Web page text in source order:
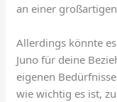
an einer
Allerdings könnte
Juno für deine
eigenen
wie wichtig es ist,